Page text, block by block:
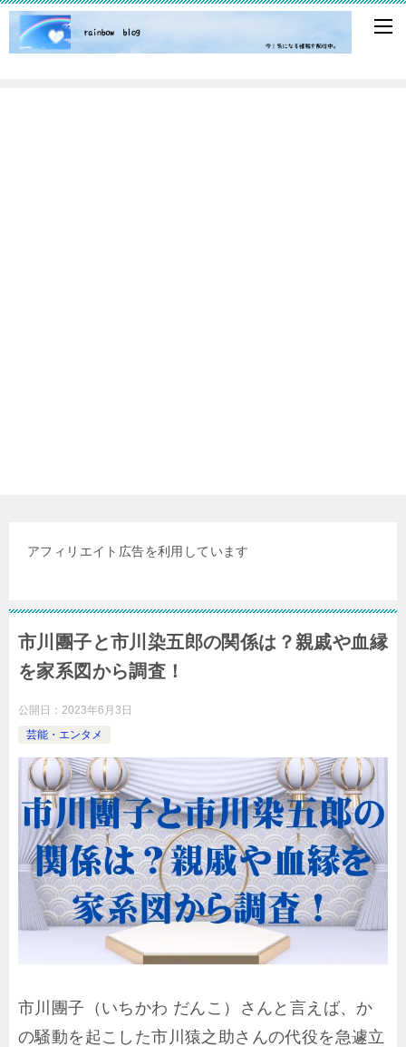
アフィリエイト広告を利用しています
市川團子と市川染五郎の関係は？親戚や血縁
を家系図から調査！
公開日： 2023年6月3日
芸能・エンタメ
市川團子（いちかわ だんこ）さんと言えば、か
の騒動を起こした市川猿之助さんの代役を急遽立